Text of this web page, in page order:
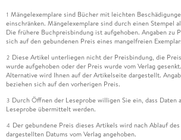
1 Mängelexemplare sind Bücher mit leichten
einschränken. Mängelexemplare sind durch einen Stempel
Die frühere Buchpreisbindung ist aufgehoben. Angaben zu
sich auf den gebundenen Preis eines mangelfreien
2 Diese Artikel unterliegen nicht der Preisbindung, die
wurde aufgehoben oder der Preis wurde vom Verlag
Alternative wird Ihnen auf der Artikelseite dargestellt.
beziehen sich auf den vorherigen Preis.
3 Durch Öffnen der Leseprobe willigen Sie ein, dass Daten
Leseprobe übermittelt werden.
4 Der gebundene Preis dieses Artikels wird nach Ablauf
dargestellten Datums vom Verlag angehoben.